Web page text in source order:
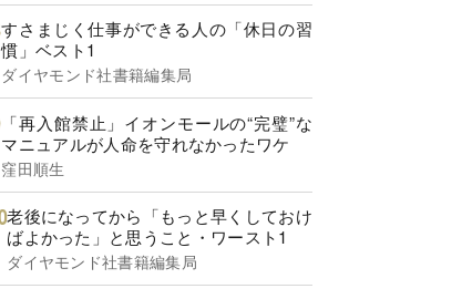
すさまじく仕事ができる人の「休日の習
慣」ベスト1
ダイヤモンド社書籍編集局
「再入館禁止」イオンモールの“完璧”な
マニュアルが人命を守れなかったワケ
窪田順生
老後になってから「もっと早くしておけ
ばよかった」と思うこと・ワースト1
ダイヤモンド社書籍編集局